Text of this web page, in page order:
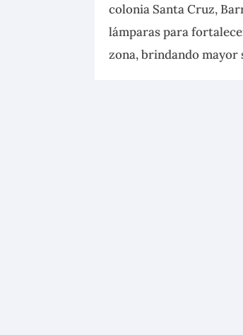
colonia Santa Cruz,
lámparas para
zona, brindando mayor